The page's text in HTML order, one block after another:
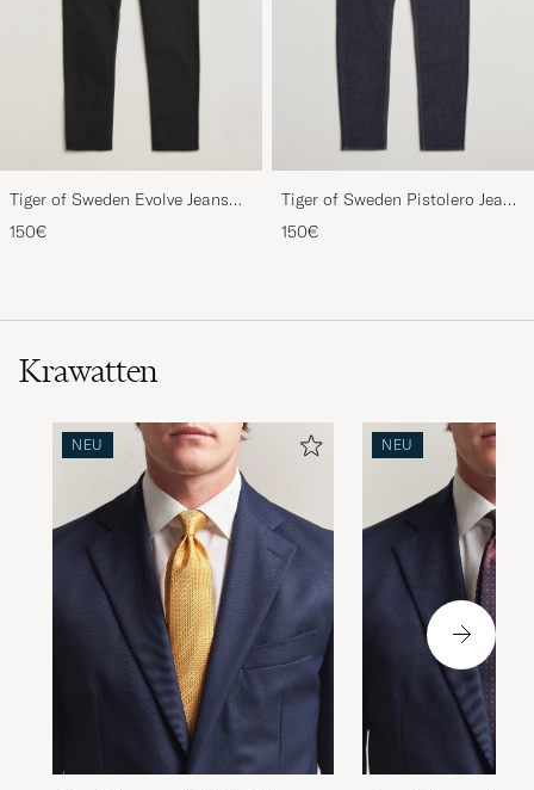
Tiger of Sweden Evolve Jeans
Forever Black
150€
Tiger of Sweden Pistolero Jeans
Ripen Blue
150€
Krawatten
NEU NEU